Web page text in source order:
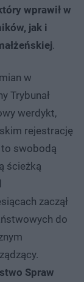
wprawił w
jak i
.
w
Trybunał
werdykt,
rejestrację
to swobodą
ścieżką
zaczął
do
Spraw